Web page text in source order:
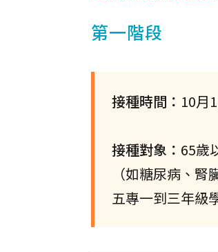
第一階段
接種時間： 10月
接種對象： 65歲
（如糖尿病、
五專一到三年級